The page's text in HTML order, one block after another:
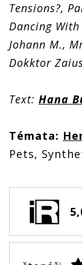
Tensions?,
Dancing
Johann M.,
Dokktor
Text: Hana
Témata:
Pets,